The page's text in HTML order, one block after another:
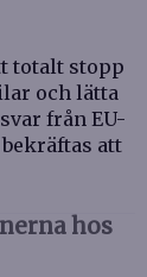
totalt stopp
och lätta
från EU-
att
hos